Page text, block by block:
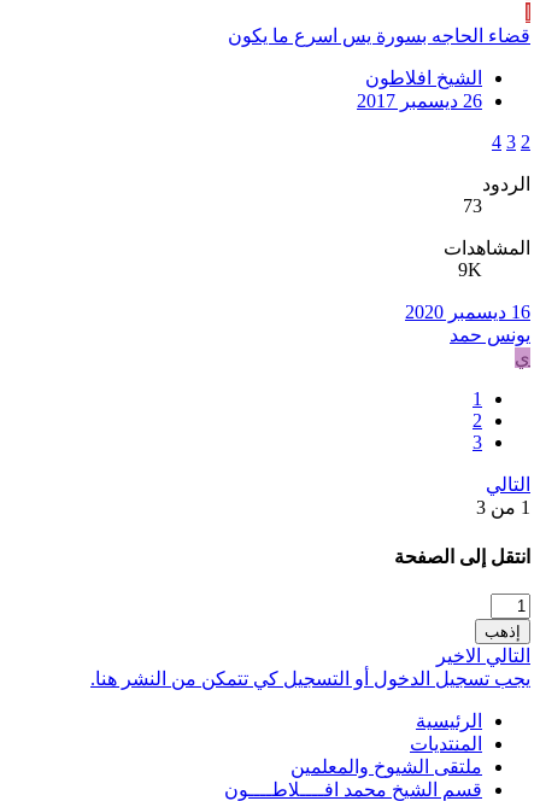
قضاء الحاجه بسورة يس اسرع ما يكون
الشيخ افلاطون
26 ديسمبر 2017
2
3
4
الردود
73
المشاهدات
9K
16 ديسمبر 2020
يونس حمد
ي
1
2
3
التالي
1 من 3
انتقل إلى الصفحة
إذهب
التالي الاخير
يجب تسجيل الدخول أو التسجيل كي تتمكن من النشر هنا.
الرئيسية
المنتديات
ملتقى الشيوخ والمعلمين
قسم الشيخ محمد افــــلاطــــون